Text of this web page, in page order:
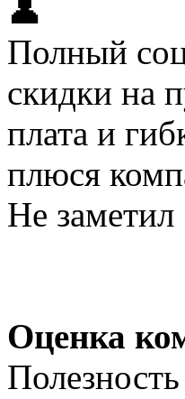
👤
Полный
скидки на
плата и
плюся
Не заметил
Оценка